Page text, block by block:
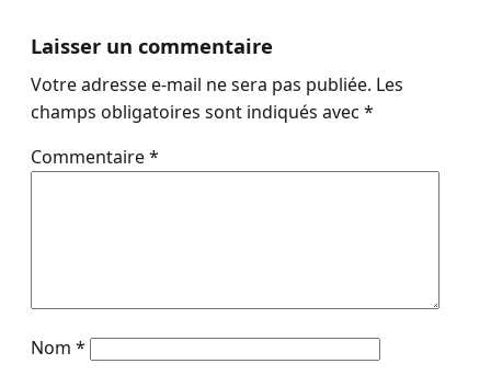
Laisser un commentaire
Votre adresse e-mail ne sera pas publiée. Les
champs obligatoires sont indiqués avec *
Commentaire*
Nom *